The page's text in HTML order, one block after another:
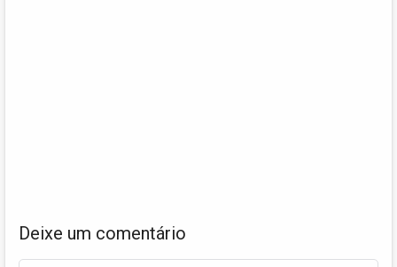
Deixe um comentário